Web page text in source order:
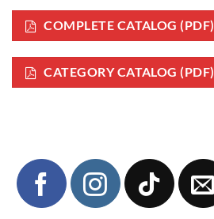
COMPLETE CATALOG (PDF)
CATEGORY CATALOG (PDF)